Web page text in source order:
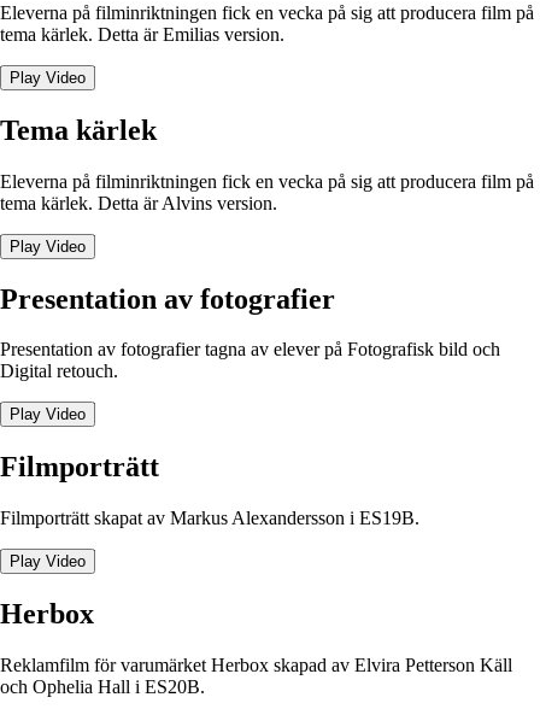
Eleverna på filminriktningen fick en vecka på sig att producera film på
tema kärlek. Detta är Emilias version.
Play Video
Tema kärlek
Eleverna på filminriktningen fick en vecka på sig att producera film på
tema kärlek. Detta är Alvins version.
Play Video
Presentation av fotografier
Presentation av fotografier tagna av elever på Fotografisk bild och
Digital retouch.
Play Video
Filmporträtt
Filmporträtt skapat av Markus Alexandersson i ES19B.
Play Video
Herbox
Reklamfilm för varumärket Herbox skapad av Elvira Petterson Käll
och Ophelia Hall i ES20B.